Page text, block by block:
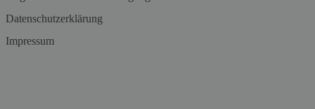
Datenschutzerklärung
Impressum